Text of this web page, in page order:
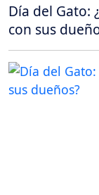
Día del Gato:
con sus